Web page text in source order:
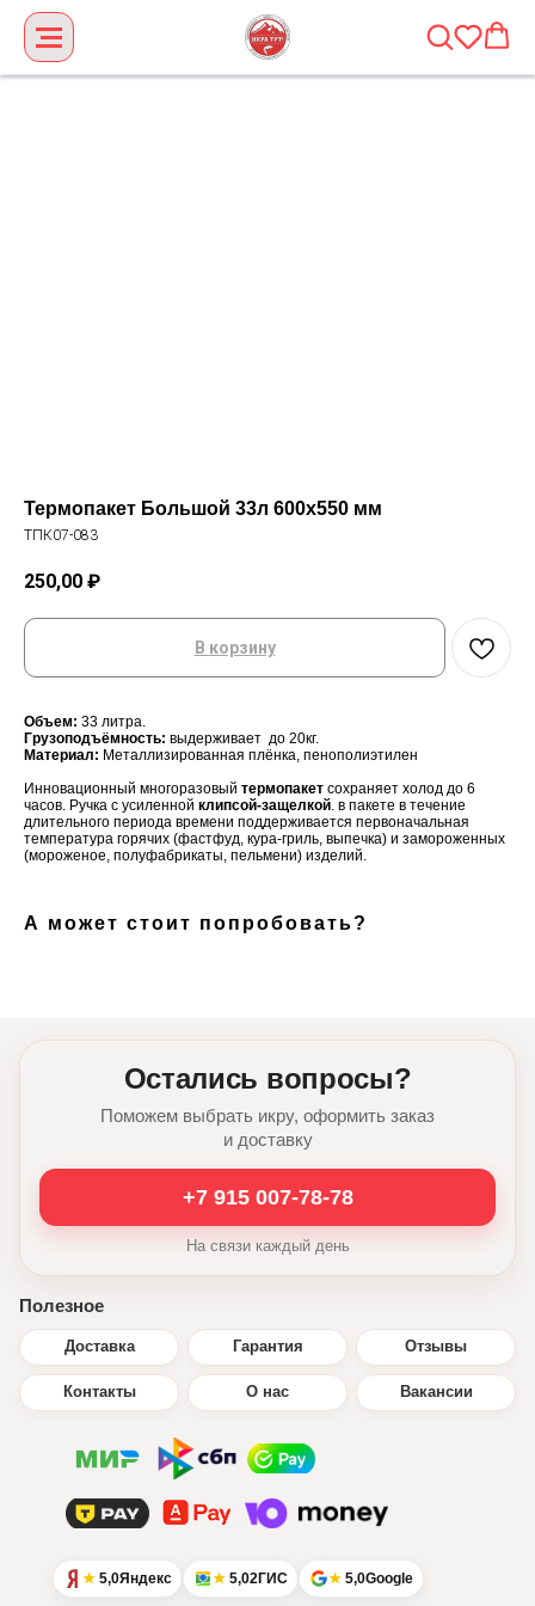
Термопакет Большой 33л 600х550 мм
TПК07-083
250,00 ₽
В корзину
Объем: 33 литра.
Грузоподъёмность: выдерживает до 20кг.
Материал: Металлизированная плёнка, пенополиэтилен
Инновационный многоразовый термопакет сохраняет холод до 6
часов. Ручка с усиленной клипсой-защелкой. в пакете в течение
длительного периода времени поддерживается первоначальная
температура горячих (фастфуд, кура-гриль, выпечка) и замороженных
(мороженое, полуфабрикаты, пельмени) изделий.
А может стоит попробовать?
Остались вопросы?
Поможем выбрать икру, оформить заказ
и доставку
+7 915 007-78-78
На связи каждый день
Полезное
Доставка Гарантия Отзывы
Контакты О нас Вакансии
5,0Яндекс 5,02ГИС 5,0Google